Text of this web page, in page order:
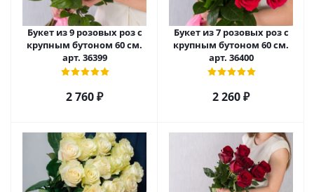
Букет из 9 розовых роз с
крупным бутоном 60 см.
арт. 36399
2 760₽
Букет из 7 розовых роз с
крупным бутоном 60 см.
арт. 36400
2 260₽